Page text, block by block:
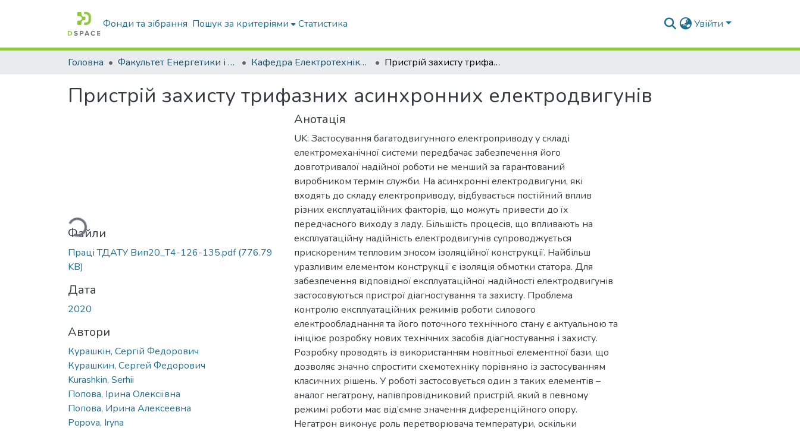
Фонди та зібрання Пошук за критеріями Статистика Увійти
Головна Факультет Енергетики і комп'ютерних технологій Кафедра Електротехніки і електромеханіки ім. проф. В.В. Овчарова Пристрій захисту трифазних асинхронних електродвигунів
Пристрій захисту трифазних асинхронних електродвигунів
Вантажиться...
Файли
Праці ТДАТУ Вип20_Т4-126-135.pdf(776.79
KB)
Дата
2020
Автори
Курашкін, Сергій Федорович
Курашкин, Сергей Федорович
Kurashkin, Serhii
Попова, Ірина Олексіївна
Попова, Ирина Алексеевна
Popova, Iryna
Анотація
UK: Застосування багатодвигунного електроприводу у складі
електромеханічної системи передбачає забезпечення його
довготривалої надійної роботи не менший за гарантований
виробником термін служби. На асинхронні електродвигуни, які
входять до складу електроприводу, відбувається постійний вплив
різних експлуатаційних факторів, що можуть привести до їх
передчасного виходу з ладу. Більшість процесів, що впливають на
експлуатаційну надійність електродвигунів супроводжується
прискореним тепловим зносом ізоляційної конструкції. Найбільш
уразливим елементом конструкції є ізоляція обмотки статора. Для
забезпечення відповідної експлуатаційної надійності електродвигунів
застосовуються пристрої діагностування та захисту. Проблема
контролю експлуатаційних режимів роботи силового
електрообладнання та його поточного технічного стану є актуальною та
ініціює розробку нових технічних засобів діагностування і захисту.
Розробку проводять із використанням новітньої елементної бази, що
дозволяє значно спростити схемотехніку порівняно із застосуванням
класичних рішень. У роботі застосовується один з таких елементів –
аналог негатрону, напівпровідниковий пристрій, який в певному
режимі роботи має від’ємне значення диференційного опору.
Негатрон виконує роль перетворювача температури, оскільки